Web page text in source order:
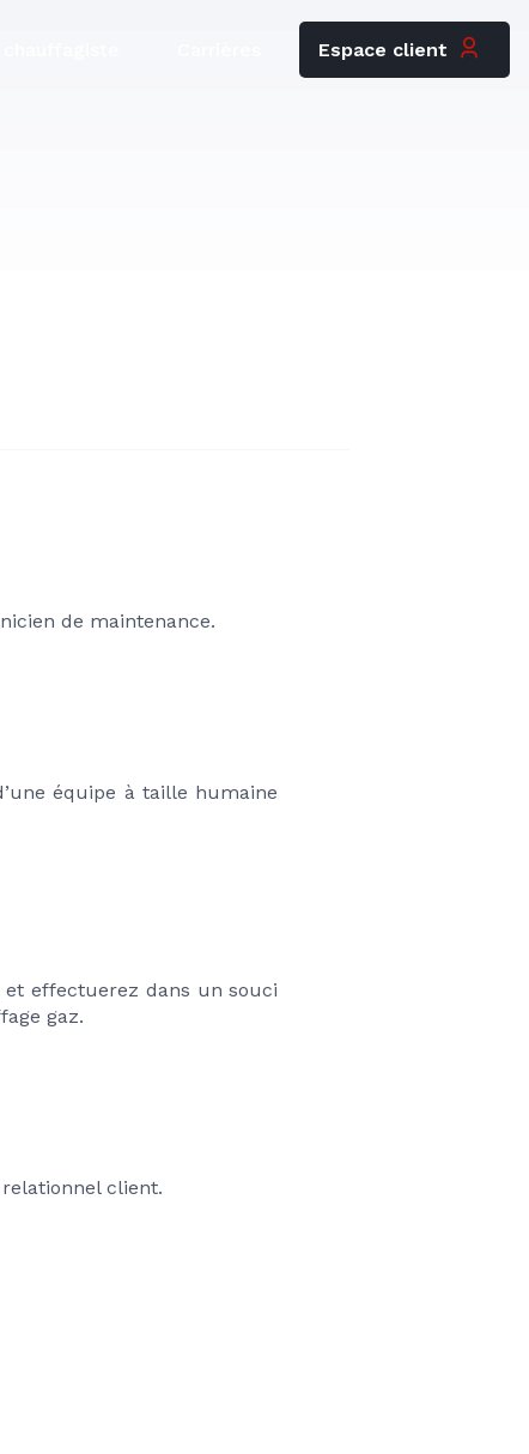
Espace client
de maintenance.
équipe à taille humaine
effectuerez dans un souci
gaz.
client.